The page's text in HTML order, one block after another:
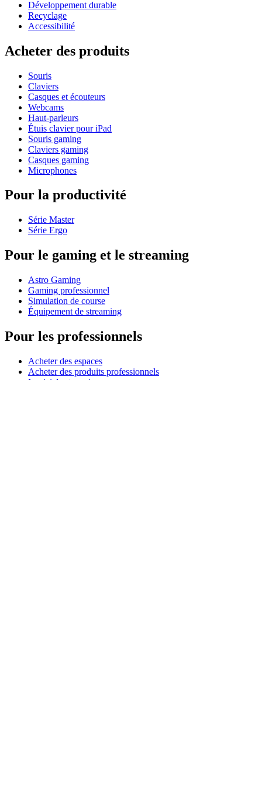
Développement durable
Recyclage
Accessibilité
Acheter des produits
Souris
Claviers
Casques et écouteurs
Webcams
Haut-parleurs
Étuis clavier pour iPad
Souris gaming
Claviers gaming
Casques gaming
Microphones
Pour la productivité
Série Master
Série Ergo
Pour le gaming et le streaming
Astro Gaming
Gaming professionnel
Simulation de course
Équipement de streaming
Pour les professionnels
Acheter des espaces
Acheter des produits professionnels
Logiciels et services